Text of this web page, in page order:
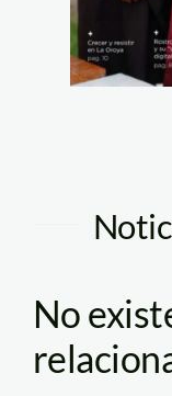
No